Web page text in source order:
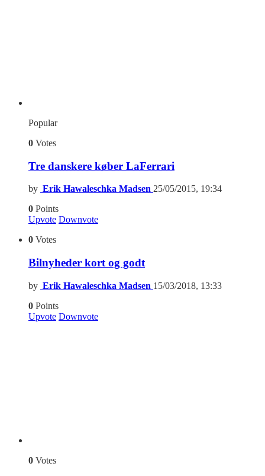
Popular
0 Votes
Tre danskere køber LaFerrari
by Erik Hawaleschka Madsen 25/05/2015, 19:34
0 Points
Upvote Downvote
0 Votes
Bilnyheder kort og godt
by Erik Hawaleschka Madsen 15/03/2018, 13:33
0 Points
Upvote Downvote
0 Votes